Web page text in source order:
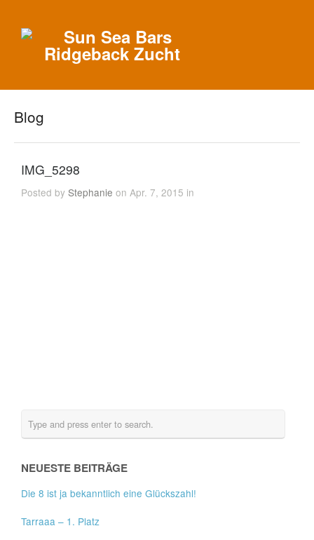
Blog
IMG_5298
Posted byStephanie on Apr. 7, 2015 in
NEUESTE BEITRÄGE
Die 8 ist ja bekanntlich eine Glückszahl!
Tarraaa – 1. Platz